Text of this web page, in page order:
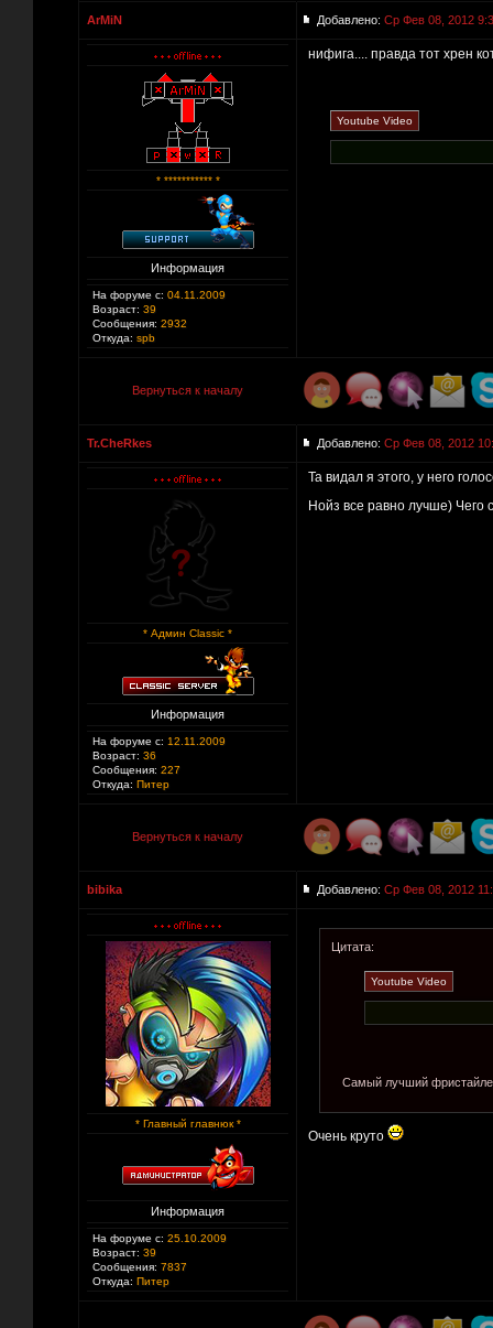
ArMiN Добавлено: Ср Фев 08, 2012
* *********** *
Информация
На форуме с: 04.11.2009
Возраст: 39
Сообщения: 2932
Откуда: spb
нифига.... правда тот хрен
Вернуться к началу
Tr.CheRkes Добавлено: Ср Фев 08, 2012
* Админ Classic *
Информация
На форуме с: 12.11.2009
Возраст: 36
Сообщения: 227
Откуда: Питер
Та видал я этого, у него
Нойз все равно лучше) Чего
Вернуться к началу
bibika Добавлено: Ср Фев 08, 2012
* Главный главнюк *
Информация
На форуме с: 25.10.2009
Возраст: 39
Сообщения: 7837
Откуда: Питер
Цитата:
Самый лучший
Очень круто